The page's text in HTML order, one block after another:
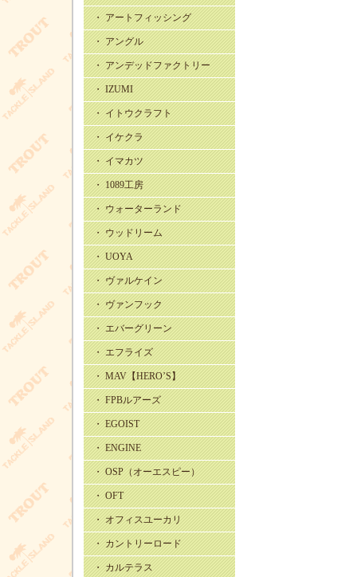
・ アートフィッシング
・ アングル
・ アンデッドファクトリー
・ IZUMI
・ イトウクラフト
・ イケクラ
・ イマカツ
・ 1089工房
・ ウォーターランド
・ ウッドリーム
・ UOYA
・ ヴァルケイン
・ ヴァンフック
・ エバーグリーン
・ エフライズ
・ MAV【HERO’S】
・ FPBルアーズ
・ EGOIST
・ ENGINE
・ OSP（オーエスピー）
・ OFT
・ オフィスユーカリ
・ カントリーロード
・ カルテラス